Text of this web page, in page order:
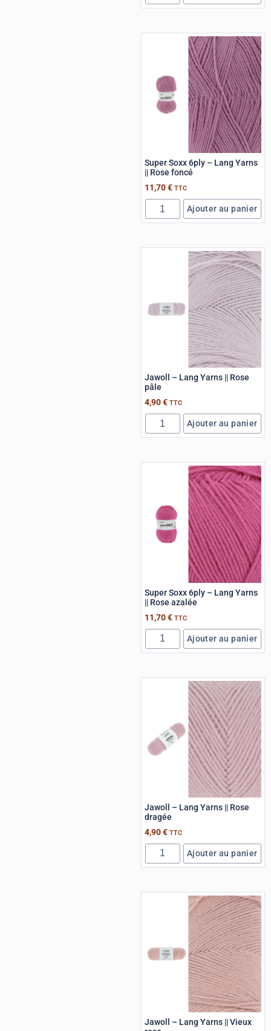
Super Soxx 6ply – Lang Yarns
|| Rose foncé
11,70€ TTC
Ajouter au panier
Jawoll – Lang Yarns || Rose
pâle
4,90€ TTC
Ajouter au panier
Super Soxx 6ply – Lang Yarns
|| Rose azalée
11,70€ TTC
Ajouter au panier
Jawoll – Lang Yarns || Rose
dragée
4,90€ TTC
Ajouter au panier
Jawoll – Lang Yarns || Vieux